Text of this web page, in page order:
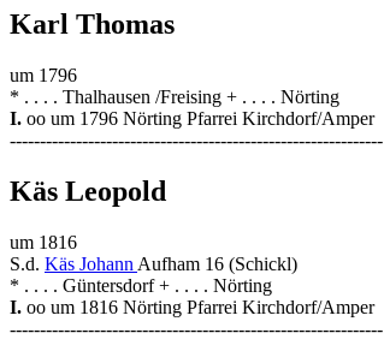
Karl Thomas
um 1796
* . . . . Thalhausen /Freising + . . . . Nörting
I. oo um 1796 Nörting Pfarrei Kirchdorf/Amper
--------------------------------------------------------------
Käs Leopold
um 1816
S.d. Käs Johann Aufham 16 (Schickl)
* . . . . Güntersdorf + . . . . Nörting
I. oo um 1816 Nörting Pfarrei Kirchdorf/Amper
--------------------------------------------------------------